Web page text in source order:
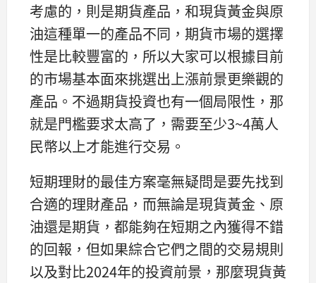
考慮的，則是期貨產品，和現貨黃金與原
油這種單一的產品不同，期貨市場的選擇
性是比較豐富的，所以大家可以根據目前
的市場基本面來挑選出上漲前景更樂觀的
產品。不過期貨投資也有一個局限性，那
就是門檻要求太高了，需要至少3~4萬人
民幣以上才能進行交易。
短期理財的最佳方案毫無疑問是要先找到
合適的理財產品，而無論是現貨黃金、原
油還是期貨，都能夠在短期之內獲得不錯
的回報，但如果綜合它們之間的交易規則
以及對比2024年的投資前景，那麼現貨黃